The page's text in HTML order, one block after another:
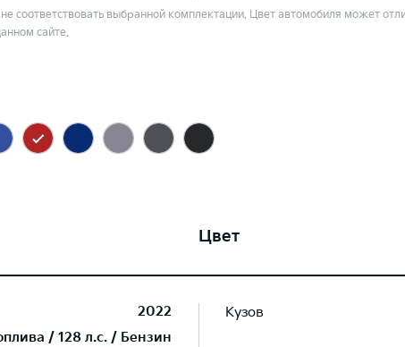
соответствовать выбранной комплектации. Цвет автомобиля может
сайте.
2022
/ 128 л.с. / Бензин
Цвет
Кузов